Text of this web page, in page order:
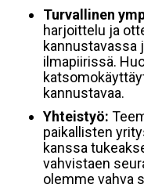
Turvallinen
harjoittelu ja
kannustavassa
ilmapiirissä.
kannustavaa.
Yhteistyö:
paikallisten
kanssa
vahvistaen
olemme vahva